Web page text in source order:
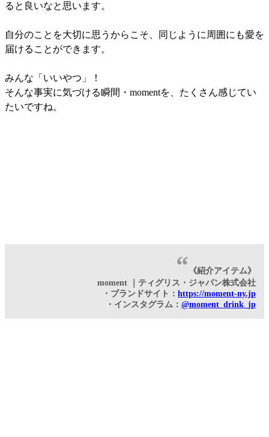
ると良いなと思います。
自分のことを大切に思うからこそ、同じように周囲にも愛を
届けることができます。
みんな「いいやつ」！
そんな事実に気づける瞬間・momentを、たくさん感じてい
たいですね。
《紹介アイテム》
moment ｜ティグリス・ジャパン株式会社
・ブランドサイト： https://moment-ny.jp
・インスタグラム： @moment_drink_jp